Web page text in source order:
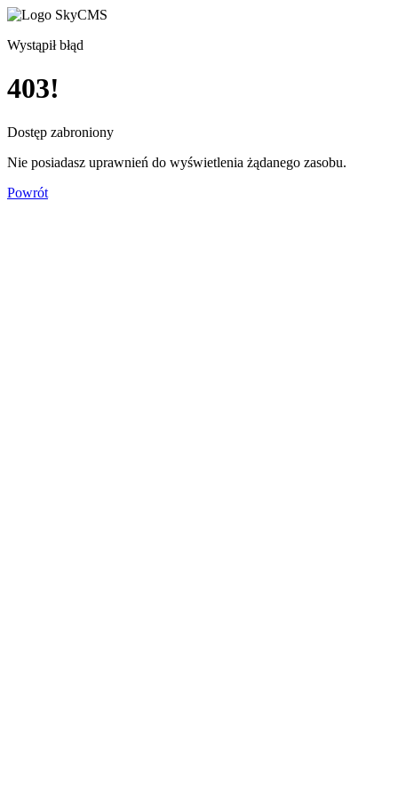
Wystąpił błąd
403!
Dostęp zabroniony
Nie posiadasz uprawnień do wyświetlenia żądanego zasobu.
Powrót